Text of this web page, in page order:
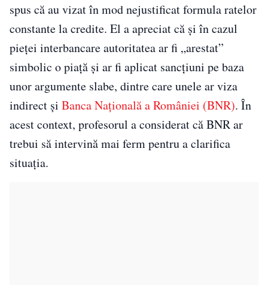
spus că au vizat în mod nejustificat formula ratelor
constante la credite. El a apreciat că şi în cazul
pieţei interbancare autoritatea ar fi „arestat”
simbolic o piaţă şi ar fi aplicat sancţiuni pe baza
unor argumente slabe, dintre care unele ar viza
indirect şi Banca Naţională a României (BNR). În
acest context, profesorul a considerat că BNR ar
trebui să intervină mai ferm pentru a clarifica
situaţia.